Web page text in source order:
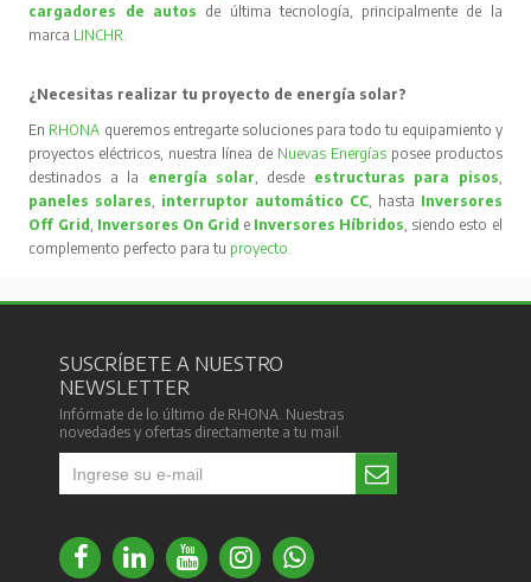
cargadores de autos de última tecnología, principalmente de la
marca LINCHR
¿Necesitas realizar tu proyecto de energía solar?
En RHONA queremos entregarte soluciones para todo tu equipamiento y
proyectos eléctricos, nuestra línea de Nuevas Energíasposee productos
destinados a la energía solar , desde estructuras para pisos
paneles solares
interruptor automático CC, hasta Inversores
Off Grid Inversores On Grid e Inversores Híbridos , siendo esto el
complemento perfecto para tu proyecto
SUSCRÍBETE A NUESTRO
NEWSLETTER
Infórmate de lo último de RHONA. Nuestras
novedades y ofertas directamente a tu mail.